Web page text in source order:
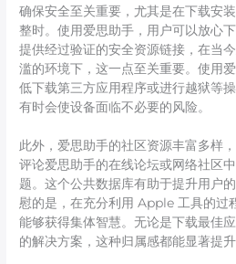
确保安全至关重要，尤其是在下载安
整时。使用爱思助手，用户可以放心
提供经过验证的安全资源链接，在当
滥的环境下，这一点至关重要。使用
低下载第三方应用程序或进行越狱等
有时会使设备面临不必要的风险。
此外，爱思助手的社区资源丰富多样
评论爱思助手的在线论坛或网络社区
题。这个公共数据库有助于提升用户
慰的是，在充分利用 Apple 工具的过
能够获得集体智慧。无论是下载最佳
的解决方案，这种归属感都能显著提